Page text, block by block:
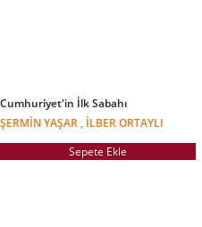
Cumhuriyet'in İlk Sabahı
ŞERMIN YAŞAR , İLBER ORTAYLI
Sepete Ekle